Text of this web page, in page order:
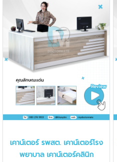
เคาน์เตอร์ รพสต. เคาน์เตอร์โรง
พยาบาล เคาน์เตอร์คลินิก